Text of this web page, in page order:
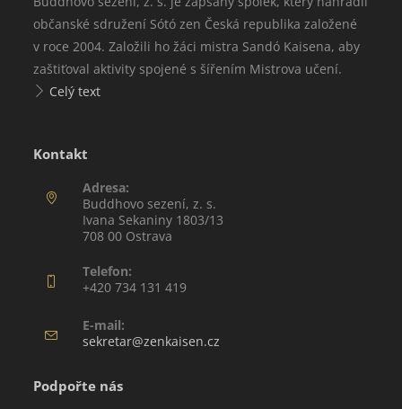
občanské sdružení Sótó zen Česká republika založené
v roce 2004. Založili ho žáci mistra Sandó Kaisena, aby
zaštiťoval aktivity spojené s šířením Mistrova učení.
Celý text
Kontakt
Adresa:
Buddhovo sezení, z. s.
Ivana Sekaniny 1803/13
708 00 Ostrava
Telefon:
+420 734 131 419
E-mail:
sekretar@zenkaisen.cz
Podpořte nás